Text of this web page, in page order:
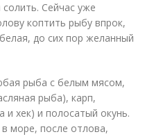
солить. Сейчас уже
коптить рыбу впрок,
до сих пор желанный
рыба с белым мясом,
рыба), карп,
и хек) и полосатый окунь.
море, после отлова,